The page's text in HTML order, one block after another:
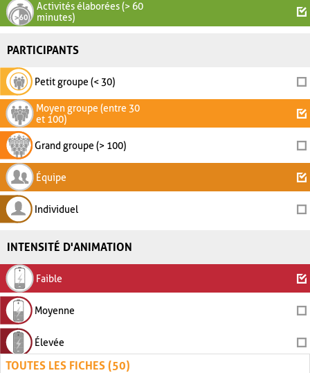
Activités élaborées (> 60
minutes)
PARTICIPANTS
Petit groupe (< 30)
Moyen groupe (entre 30
et 100)
Grand groupe (> 100)
Équipe
Individuel
INTENSITÉ D'ANIMATION
Faible
Moyenne
Élevée
TOUTES LES FICHES (50)